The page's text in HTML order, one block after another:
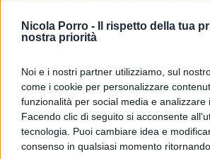
Nicola Porro -
Il rispetto della tua
nostra priorità
Noi e i nostri partner utilizziamo, sul
come i cookie per personalizzare
funzionalità per social media e analizzare
Facendo clic di seguito si acconsente
tecnologia. Puoi cambiare idea e
consenso in qualsiasi momento
colossale infingimento che si
questi sabotaggi per ora ancora
da il caso che il blocco del
religiose obbedisca aun preciso
è sempre il solito, di sabotaggio,
autosabotaggio dell’Occidente
tradizioni, i suoi retaggi religiosi